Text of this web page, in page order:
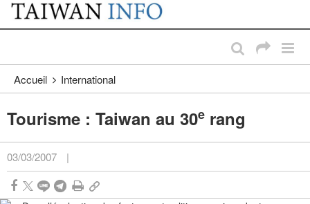
Passer au contenu principal
:::
Accueil International
Tourisme : Taiwan au 30e rang
03/03/2007 |